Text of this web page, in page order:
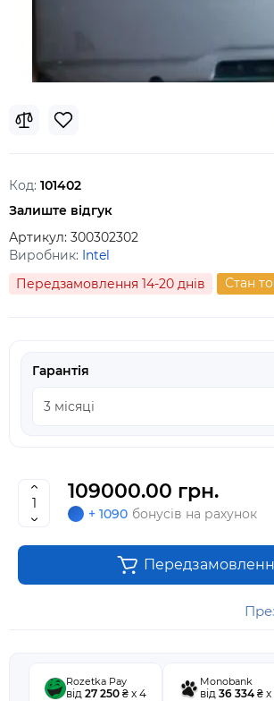
Код: 101402
Залиште відгук
Артикул: 300302302
Виробник: Intel
Передзамовлення 14-20 днів
Стан
Гарантія
109000.00 грн.
+ 1090 бонусів на рахунок
Rozetka Pay
від 27 250 ₴ x 4
Monobank
від 36 334 ₴ x